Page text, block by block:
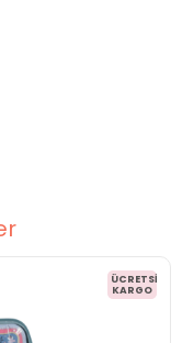
ÜCRETSIZ
KARGO